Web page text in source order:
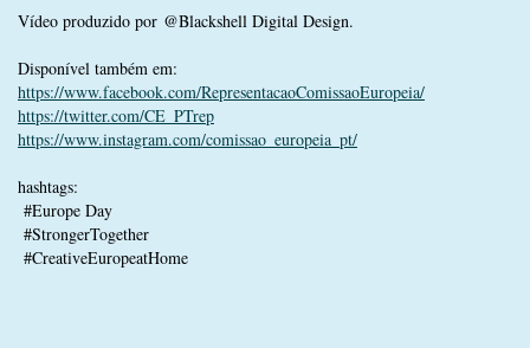
Vídeo produzido por @Blackshell Digital Design.
Disponível também em:
https://www.facebook.com/RepresentacaoComissaoEuropeia/
https://twitter.com/CE_PTrep
https://www.instagram.com/comissao_europeia_pt/
hashtags:
#Europe Day
#StrongerTogether
#CreativeEuropeatHome